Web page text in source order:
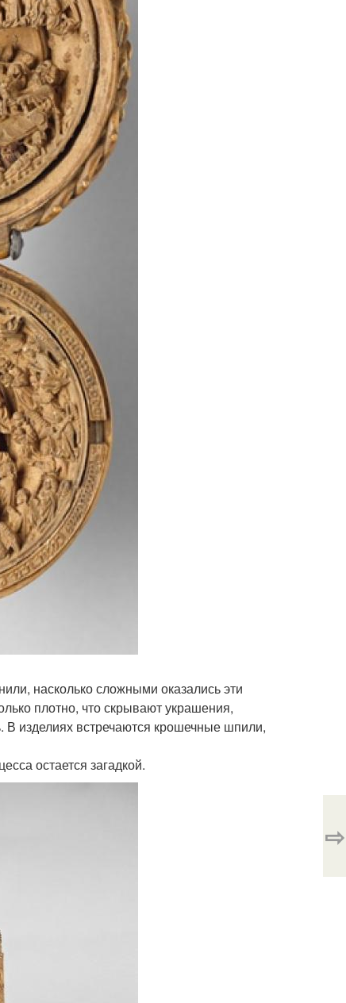
насколько сложными оказались эти
плотно, что скрывают украшения,
изделиях встречаются крошечные шпили,
остается загадкой.
⇨